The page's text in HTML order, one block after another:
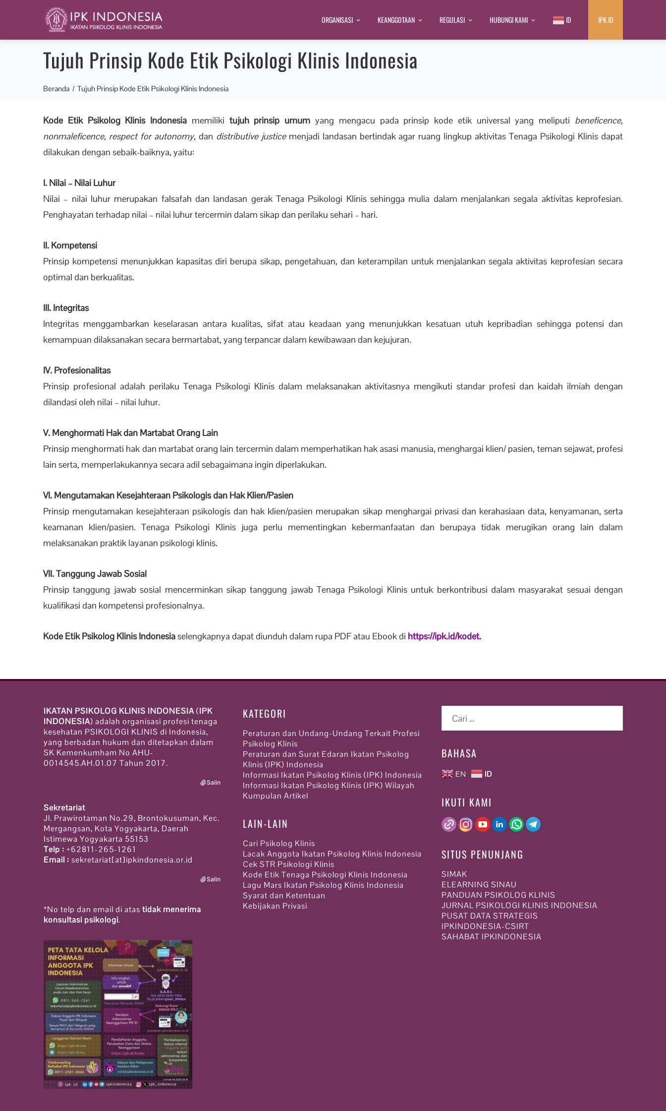
ORGANISASI KEANGGOTAAN REGULASI HUBUNGI KAMI ID IPK.ID
Tujuh Prinsip Kode Etik Psikologi Klinis Indonesia
Beranda Tujuh Prinsip Kode Etik Psikologi Klinis Indonesia
Kode Etik Psikolog Klinis Indonesia memiliki tujuh prinsip umum yang mengacu pada prinsip kode etik universal yang meliputi beneficence,
nonmaleficence, respect for autonomy, dan distributive justicemenjadi landasan bertindak agar ruang lingkup aktivitas Tenaga Psikologi Klinis dapat
dilakukan dengan sebaik-baiknya, yaitu:
I. Nilai – Nilai Luhur
Nilai – nilai luhur merupakan falsafah dan landasan gerak Tenaga Psikologi Klinis sehingga mulia dalam menjalankan segala aktivitas keprofesian.
Penghayatan terhadap nilai – nilai luhur tercermin dalam sikap dan perilaku sehari – hari.
II. Kompetensi
Prinsip kompetensi menunjukkan kapasitas diri berupa sikap, pengetahuan, dan keterampilan untuk menjalankan segala aktivitas keprofesian secara
optimal dan berkualitas.
III. Integritas
Integritas menggambarkan keselarasan antara kualitas, sifat atau keadaan yang menunjukkan kesatuan utuh kepribadian sehingga potensi dan
kemampuan dilaksanakan secara bermartabat, yang terpancar dalam kewibawaan dan kejujuran.
IV. Profesionalitas
Prinsip profesional adalah perilaku Tenaga Psikologi Klinis dalam melaksanakan aktivitasnya mengikuti standar profesi dan kaidah ilmiah dengan
dilandasi oleh nilai – nilai luhur.
V. Menghormati Hak dan Martabat Orang Lain
Prinsip menghormati hak dan martabat orang lain tercermin dalam memperhatikan hak asasi manusia, menghargai klien/ pasien, teman sejawat, profesi
lain serta, memperlakukannya secara adil sebagaimana ingin diperlakukan.
VI. Mengutamakan Kesejahteraan Psikologis dan Hak Klien/Pasien
Prinsip mengutamakan kesejahteraan psikologis dan hak klien/pasien merupakan sikap menghargai privasi dan kerahasiaan data, kenyamanan, serta
keamanan klien/pasien. Tenaga Psikologi Klinis juga perlu mementingkan kebermanfaatan dan berupaya tidak merugikan orang lain dalam
melaksanakan praktik layanan psikologi klinis.
VII. Tanggung Jawab Sosial
Prinsip tanggung jawab sosial mencerminkan sikap tanggung jawab Tenaga Psikologi Klinis untuk berkontribusi dalam masyarakat sesuai dengan
kualifikasi dan kompetensi profesionalnya.
Kode Etik Psikolog Klinis Indonesiaselengkapnya dapat diunduh dalam rupa PDF atau Ebook di https://ipk.id/kodet.
IKATAN PSIKOLOG KLINIS INDONESIA(IPK
INDONESIA) adalah organisasi profesi tenaga
kesehatan PSIKOLOGI KLINIS di Indonesia,
yang berbadan hukum dan ditetapkan dalam
SK Kemenkumham No AHU-
0014545.AH.01.07 Tahun 2017.
Salin
Sekretariat
Jl. Prawirotaman No.29, Brontokusuman, Kec.
Mergangsan, Kota Yogyakarta, Daerah
Istimewa Yogyakarta 55153
Telp : +62811-265-1261
Email : sekretariat[at]ipkindonesia.or.id
Salin
*No telp dan email di atastidak menerima
konsultasi psikologi.
KATEGORI
Peraturan dan Undang-Undang Terkait Profesi
Psikolog Klinis
Peraturan dan Surat Edaran Ikatan Psikolog
Klinis (IPK) Indonesia
Informasi Ikatan Psikolog Klinis (IPK) Indonesia
Informasi Ikatan Psikolog Klinis (IPK) Wilayah
Kumpulan Artikel
LAIN-LAIN
Cari Psikolog Klinis
Lacak Anggota Ikatan Psikolog Klinis Indonesia
Cek STR Psikologi Klinis
Kode Etik Tenaga Psikologi Klinis Indonesia
Lagu Mars Ikatan Psikolog Klinis Indonesia
Syarat dan Ketentuan
Kebijakan Privasi
untuk:
BAHASA
EN ID
IKUTI KAMI
SITUS PENUNJANG
SIMAK
ELEARNING SINAU
PANDUAN PSIKOLOG KLINIS
JURNAL PSIKOLOGI KLINIS INDONESIA
PUSAT DATA STRATEGIS
IPKINDONESIA-CSIRT
SAHABAT IPKINDONESIA